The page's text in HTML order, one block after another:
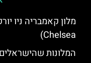
Chelsea)
המלונות